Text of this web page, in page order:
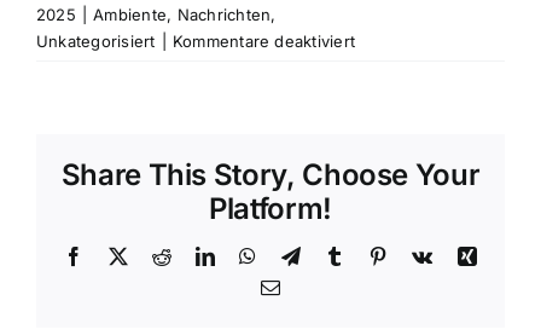
2025
Ambiente, Nachrichten,
Unkategorisiert
Kommentare deaktiviertfür
Markt
auch
Share This Story, Choose Your
Platform!
Facebook
X RedditLinkedInWhatsApp
TelegramTumblr Pinterest
Vk
Xing
Email